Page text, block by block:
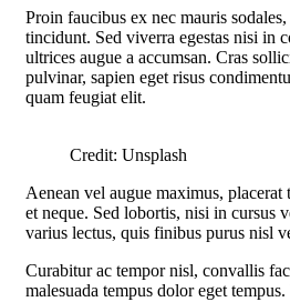
Proin faucibus ex nec mauris
tincidunt. Sed viverra egestas nisi in
ultrices augue a accumsan. Cras
pulvinar, sapien eget risus
quam feugiat elit.
Credit: Unsplash
Aenean vel augue maximus, placerat
et neque. Sed lobortis, nisi in cursus
varius lectus, quis finibus purus nisl
Curabitur ac tempor nisl, convallis
malesuada tempus dolor eget